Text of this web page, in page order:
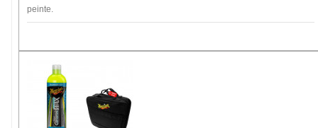
peinte.